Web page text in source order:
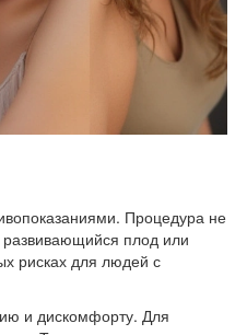
Процедура не
развивающийся плод или
рисках для людей с
и дискомфорту. Для